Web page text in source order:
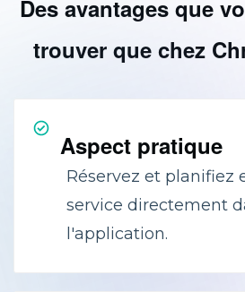
Des avantages que
trouver que chez
Aspect pratique
Réservez et planifiez
service directement
l'application.